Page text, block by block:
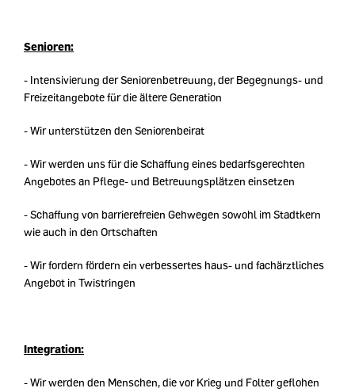
Senioren:
- Intensivierung der Seniorenbetreuung, der Begegnungs- und
Freizeitangebote für die ältere Generation
- Wir unterstützen den Seniorenbeirat
- Wir werden uns für die Schaffung eines bedarfsgerechten
Angebotes an Pflege- und Betreuungsplätzen einsetzen
- Schaffung von barrierefreien Gehwegen sowohl im Stadtkern
wie auch in den Ortschaften
- Wir fordern fördern ein verbessertes haus- und fachärztliches
Angebot in Twistringen
Integration:
- Wir werden den Menschen, die vor Krieg und Folter geflohen